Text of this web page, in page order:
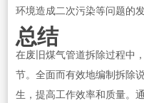
环境造成二次污染等问题的发
总结
在废旧煤气管道拆除过程中
节。全面而有效地编制拆除
生，提高工作效率和质量。